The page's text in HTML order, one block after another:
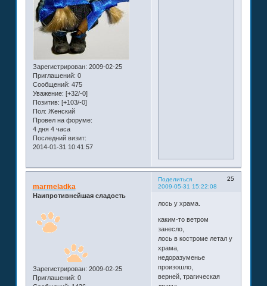
Зарегистрирован: 2009-02-25
Приглашений: 0
Сообщений: 475
Уважение: [+32/-0]
Позитив: [+103/-0]
Пол: Женский
Провел на форуме:
4 дня 4 часа
Последний визит:
2014-01-31 10:41:57
Поделиться
25
2009-05-31 15:22:08
marmeladka
Наипротивнейшая сладость
Зарегистрирован: 2009-02-25
Приглашений: 0
лось у храма.
каким-то ветром
занесло,
лось в костроме летал у
храма,
недоразуменье
произошло,
верней, трагическая